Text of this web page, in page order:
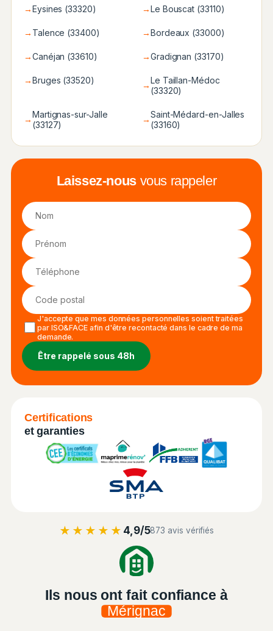
→Eysines (33320) →Le Bouscat (33110)
→ Talence (33400) →Bordeaux (33000)
→Canéjan (33610) →Gradignan (33170)
→Bruges (33520) →Le Taillan-Médoc
(33320)
→Martignas-sur-Jalle
(33127)
→Saint-Médard-en-Jalles
(33160)
Laissez-nous vous rappeler
J'accepte que mes données personnelles soient traitées
par ISO&FACE afin d'être recontacté dans le cadre de ma
demande.
Certifications
et garanties
★★★★★ 4,9/5873 avis vérifiés
Ils nous ont fait confiance à
Mérignac